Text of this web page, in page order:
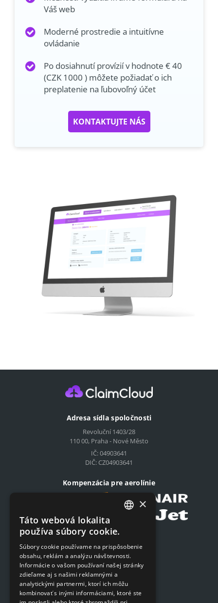
Váš web
Moderné prostredie a intuitívne
ovládanie
Po dosiahnutí provízií v hodnote € 40
(CZK 1000 ) môžete požiadať o ich
preplatenie na ľubovoľný účet
KONTAKTUJTE NÁS
Adresa sídla spoločnosti
Revoluční 1403/28
110 00, Praha - Nové Město
IČ: 04903641
DIČ: CZ04903641
Kompenzácia pre aerolínie
Podat on-line žiadosť
Podat on-line žiadosť
Navigácia
Cenník
SLOVAK
×
Táto webová lokalita
používa súbory cookie.
Súbory cookie používame na prispôsobenie
obsahu, reklám a analýzu návštevnosti.
Informácie o vašom používaní našej stránky
zdieľame aj s našimi reklamnými a
analytickými partnermi, ktorí ich môžu
kombinovať s inými informáciami, ktoré ste